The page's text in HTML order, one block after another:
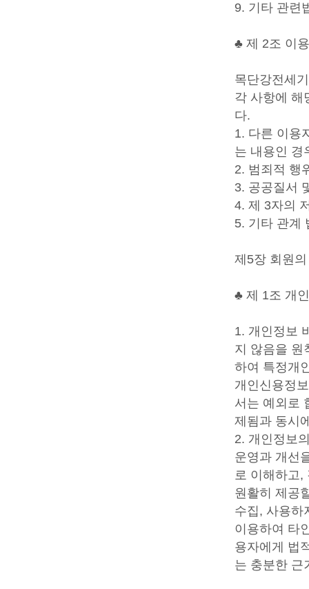
9. 기타 관련
♣ 제 2조 이
목단강전세
각 사항에 해
다.
1. 다른 이용
는 내용인 경
2. 범죄적 행
3. 공공질서
4. 제 3자의
5. 기타 관계
제5장 회원
♣ 제 1조 개
1. 개인정보
지 않음을 원
하여 특정개
개인신용정
서는 예외로
제됨과 동시
2. 개인정보
운영과 개선
로 이해하고,
원활히 제공
수집, 사용하
이용하여 타
용자에게 법
는 충분한 근